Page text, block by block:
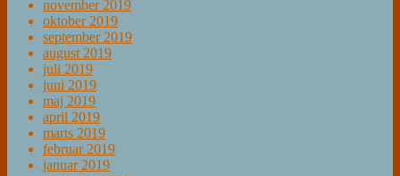
november 2019
oktober 2019
september 2019
august 2019
juli 2019
juni 2019
maj 2019
april 2019
marts 2019
februar 2019
januar 2019